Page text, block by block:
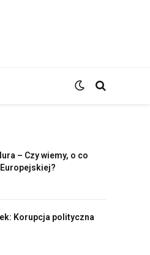
– Czy wiemy, o co
Korupcja polityczna